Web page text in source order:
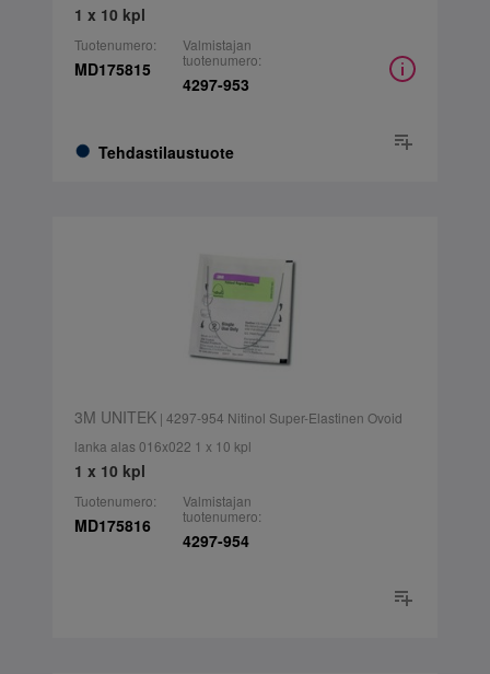
1 x 10 kpl
Tuotenumero:
MD175815
Tehdastilaustuote
Valmistajan
tuotenumero:
4297-953
3M UNITEK| 4297-954 Nitinol Super-Elastinen Ovoid
lanka alas 016x022 1 x 10 kpl
1 x 10 kpl
Tuotenumero:
MD175816
Valmistajan
tuotenumero:
4297-954